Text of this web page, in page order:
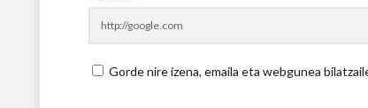
Gorde nire izena, emaila eta webgunea